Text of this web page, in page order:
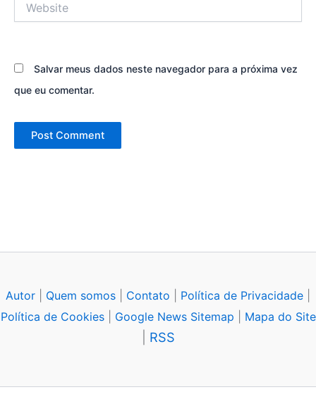
Salvar meus dados neste navegador para a próxima vez
que eu comentar.
Autor Quem somos Contato Política de Privacidade
Política de Cookies| Google News Sitemap Mapa do Site
RSS